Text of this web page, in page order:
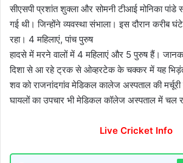
सीएसपी प्रशांत शुक्ला और सोमनी टीआई मोनिका
गई थी। जिन्होंने व्यवस्था संभाला। इस दौरान करीब
रहा। 4 महिलाएं, पांच पुरुष
हादसे में मरने वालों में 4 महिलाएं और 5 पुरुष हैं।
दिशा से आ रहे ट्रक से ओव्हरटेक के चक्कर में यह
शव को राजनांदगांव मेडिकल कालेज अस्पताल की मर्चूरी
घायलों का उपचार भी मेडिकल कॉलेज अस्पताल में चल
Live Cricket Info